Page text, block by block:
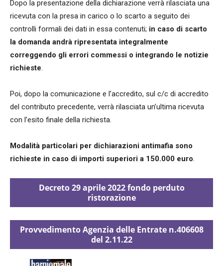
Dopo la presentazione della dichiarazione verrà rilasciata una
ricevuta con la presa in carico o lo scarto a seguito dei
controlli formali dei dati in essa contenuti; in caso di scarto
la domanda andrà ripresentata integralmente
correggendo gli errori commessi o integrando le notizie
richieste.
Poi, dopo la comunicazione e l’accredito, sul c/c di accredito
del contributo precedente, verrà rilasciata un’ultima ricevuta
con l’esito finale della richiesta.
Modalità particolari per dichiarazioni antimafia sono
richieste in caso di importi superiori a 150.000 euro.
Decreto 29 aprile 2022 fondo perduto
ristorazione
Provvedimento Agenzia delle Entrate n.406608
del 2.11.22